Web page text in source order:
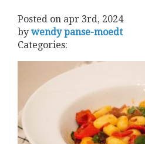
Posted on apr 3rd, 2024
by wendy panse-moedt
Categories: